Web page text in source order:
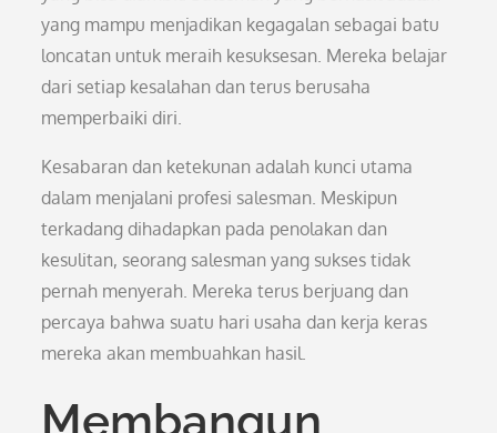
yang mampu menjadikan kegagalan sebagai batu
loncatan untuk meraih kesuksesan. Mereka belajar
dari setiap kesalahan dan terus berusaha
memperbaiki diri.
Kesabaran dan ketekunan adalah kunci utama
dalam menjalani profesi salesman. Meskipun
terkadang dihadapkan pada penolakan dan
kesulitan, seorang salesman yang sukses tidak
pernah menyerah. Mereka terus berjuang dan
percaya bahwa suatu hari usaha dan kerja keras
mereka akan membuahkan hasil.
Membangun